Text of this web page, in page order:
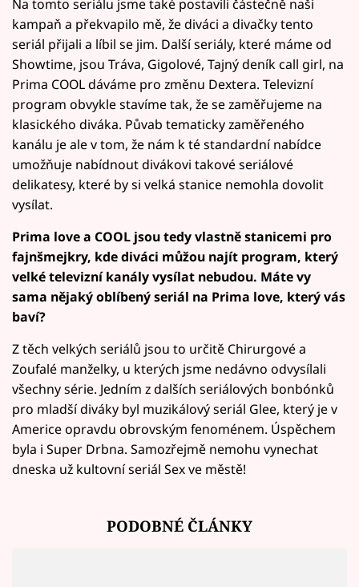
Na tomto seriálu jsme také postavili částečně naši
kampaň a překvapilo mě, že diváci a divačky tento
seriál přijali a líbil se jim. Další seriály, které máme od
Showtime, jsou Tráva, Gigolové, Tajný deník call girl, na
Prima COOL dáváme pro změnu Dextera. Televizní
program obvykle stavíme tak, že se zaměřujeme na
klasického diváka. Půvab tematicky zaměřeného
kanálu je ale v tom, že nám k té standardní nabídce
umožňuje nabídnout divákovi takové seriálové
delikatesy, které by si velká stanice nemohla dovolit
vysílat.
Prima love a COOL jsou tedy vlastně stanicemi pro
fajnšmejkry, kde diváci můžou najít program, který
velké televizní kanály vysílat nebudou. Máte vy
sama nějaký oblíbený seriál na Prima love, který vás
baví?
Z těch velkých seriálů jsou to určitě Chirurgové a
Zoufalé manželky, u kterých jsme nedávno odvysílali
všechny série. Jedním z dalších seriálových bonbónků
pro mladší diváky byl muzikálový seriál Glee, který je v
Americe opravdu obrovským fenoménem. Úspěchem
byla i Super Drbna. Samozřejmě nemohu vynechat
dneska už kultovní seriál Sex ve městě!
PODOBNÉ ČLÁNKY